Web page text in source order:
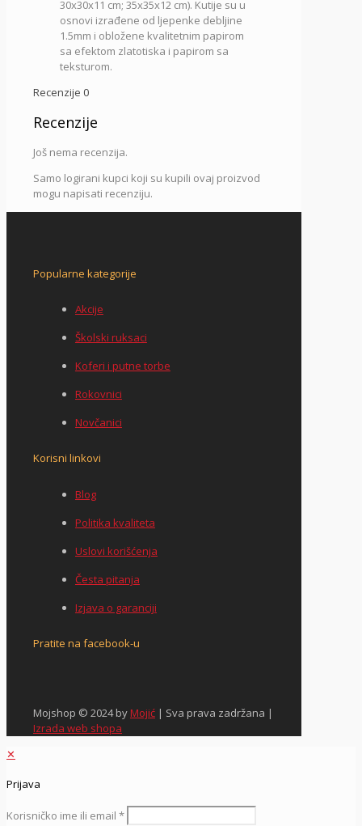
30x30x11 cm; 35x35x12 cm). Kutije su u
osnovi izrađene od ljepenke debljine
1.5mm i obložene kvalitetnim papirom
sa efektom zlatotiska i papirom sa
teksturom.
Recenzije 0
Recenzije
Još nema recenzija.
Samo logirani kupci koji su kupili ovaj proizvod
mogu napisati recenziju.
Popularne kategorije
Akcije
Školski ruksaci
Koferi i putne torbe
Rokovnici
Novčanici
Korisni linkovi
Blog
Politika kvaliteta
Uslovi korišćenja
Česta pitanja
Izjava o garanciji
Pratite na facebook-u
Mojshop © 2024 byMojić | Sva prava zadržana |
Izrada web shopa
✕
Prijava
Korisničko ime ili email *